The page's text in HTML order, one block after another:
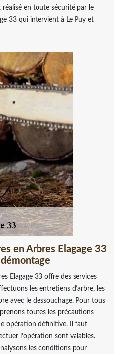
réalisé en toute sécurité par le
33 qui intervient à Le Puy et
en Arbres Elagage 33
Elagage 33 offre des services
les entretiens d’arbre, les
avec le dessouchage. Pour tous
toutes les précautions
opération définitive. Il faut
l’opération sont valables.
les conditions pour